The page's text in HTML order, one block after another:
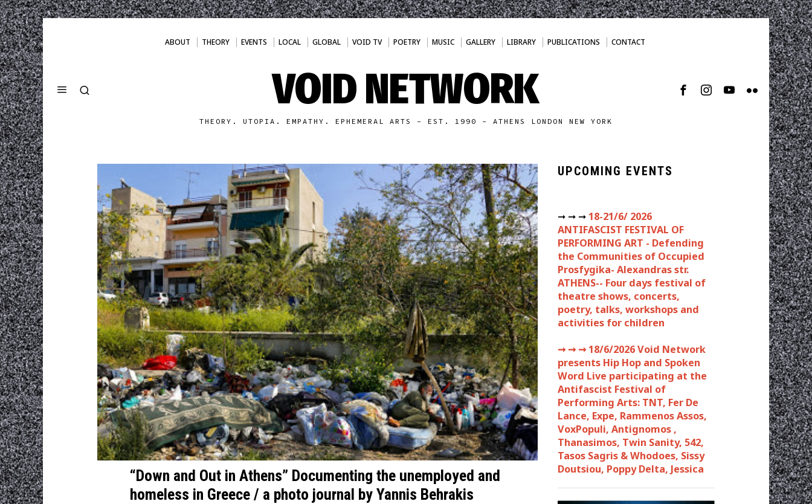
ABOUT THEORY EVENTS LOCAL GLOBAL VOID TV POETRY MUSIC GALLERY LIBRARY PUBLICATIONS CONTACT
VOID NETWORK
THEORY. UTOPIA. EMPATHY. EPHEMERAL ARTS - EST. 1990 - ATHENS LONDON NEW YORK
“Down and Out in Athens” Documenting the unemployed and
homeless in Greece / a photo journal by Yannis Behrakis
UPCOMING EVENTS
➞ ➞ ➞ 18-21/6/ 2026
ANTIFASCIST FESTIVAL OF
PERFORMING ART - Defending
the Communities of Occupied
Prosfygika- Alexandras str.
ATHENS-- Four days festival of
theatre shows, concerts,
poetry, talks, workshops and
activities for children
➞ ➞ ➞18/6/2026 Void Network
presents Hip Hop and Spoken
Word Live participating at the
Antifascist Festival of
Performing Arts: TNT, Fer De
Lance, Expe, Rammenos Assos,
VoxPopuli, Antignomos ,
Thanasimos, Twin Sanity, 542,
Tasos Sagris & Whodoes, Sissy
Doutsiou, Poppy Delta, Jessica